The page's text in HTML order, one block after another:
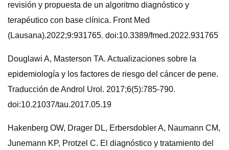
revisión y propuesta de un algoritmo diagnóstico y
terapéutico con base clínica. Front Med
(Lausana).2022;9:931765. doi:10.3389/fmed.2022.931765
Douglawi A, Masterson TA. Actualizaciones sobre la
epidemiología y los factores de riesgo del cáncer de pene.
Traducción de Androl Urol. 2017;6(5):785-790.
doi:10.21037/tau.2017.05.19
Hakenberg OW, Drager DL, Erbersdobler A, Naumann CM,
Junemann KP, Protzel C. El diagnóstico y tratamiento del